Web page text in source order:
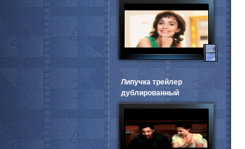
Липучка трейлер
дублированный